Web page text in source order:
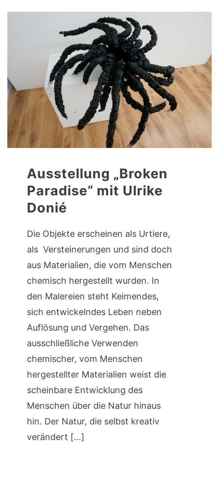
Ausstellung „Broken
Paradise“ mit Ulrike
Donié
Die Objekte erscheinen als Urtiere,
als Versteinerungen und sind doch
aus Materialien, die vom Menschen
chemisch hergestellt wurden. In
den Malereien steht Keimendes,
sich entwickelndes Leben neben
Auflösung und Vergehen. Das
ausschließliche Verwenden
chemischer, vom Menschen
hergestellter Materialien weist die
scheinbare Entwicklung des
Menschen über die Natur hinaus
hin. Der Natur, die selbst kreativ
verändert […]